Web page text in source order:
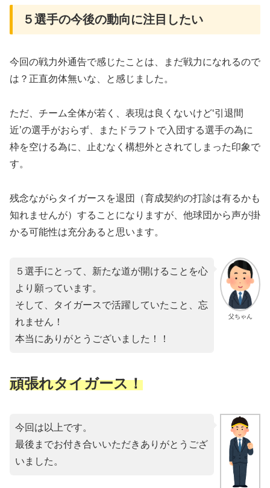
５選手の今後の動向に注目したい
今回の戦力外通告で感じたことは、まだ戦力になれるので
は？正直勿体無いな、と感じました。
ただ、チーム全体が若く、表現は良くないけど‘引退間
近’の選手がおらず、またドラフトで入団する選手の為に
枠を空ける為に、止むなく構想外とされてしまった印象で
す。
残念ながらタイガースを退団（育成契約の打診は有るかも
知れませんが）することになりますが、他球団から声が掛
かる可能性は充分あると思います。
父ちゃん
５選手にとって、新たな道が開けることを心
より願っています。
そして、タイガースで活躍していたこと、忘
れません！
本当にありがとうございました！！
頑張れタイガース！
今回は以上です。
最後までお付き合いいただきありがとうござ
いました。